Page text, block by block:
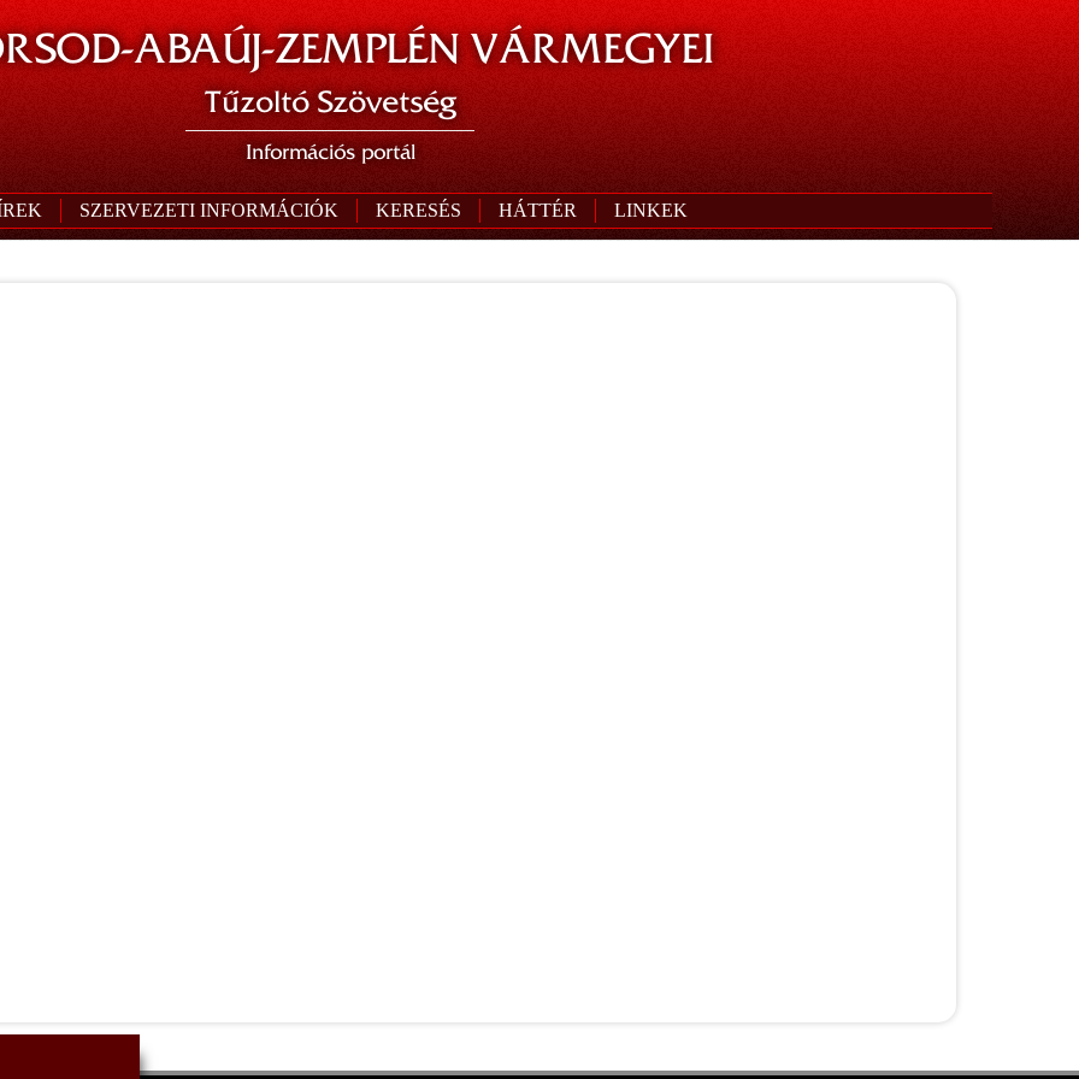
ABAÚJ-ZEMPLÉN VÁRMEGYEI
Tűzoltó Szövetség
Információs portál
SZERVEZETI INFORMÁCIÓK KERESÉS HÁTTÉR LINKEK